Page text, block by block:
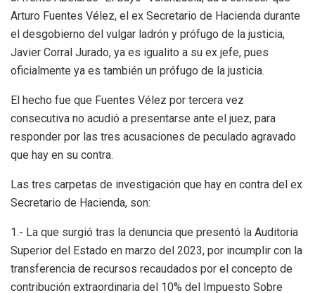
Arturo Fuentes Vélez, el ex Secretario de Hacienda durante
el desgobierno del vulgar ladrón y prófugo de la justicia,
Javier Corral Jurado, ya es igualito a su ex jefe, pues
oficialmente ya es también un prófugo de la justicia.
El hecho fue que Fuentes Vélez por tercera vez
consecutiva no acudió a presentarse ante el juez, para
responder por las tres acusaciones de peculado agravado
que hay en su contra.
Las tres carpetas de investigación que hay en contra del ex
Secretario de Hacienda, son:
1.- La que surgió tras la denuncia que presentó la Auditoria
Superior del Estado en marzo del 2023, por incumplir con la
transferencia de recursos recaudados por el concepto de
contribución extraordinaria del 10% del Impuesto Sobre